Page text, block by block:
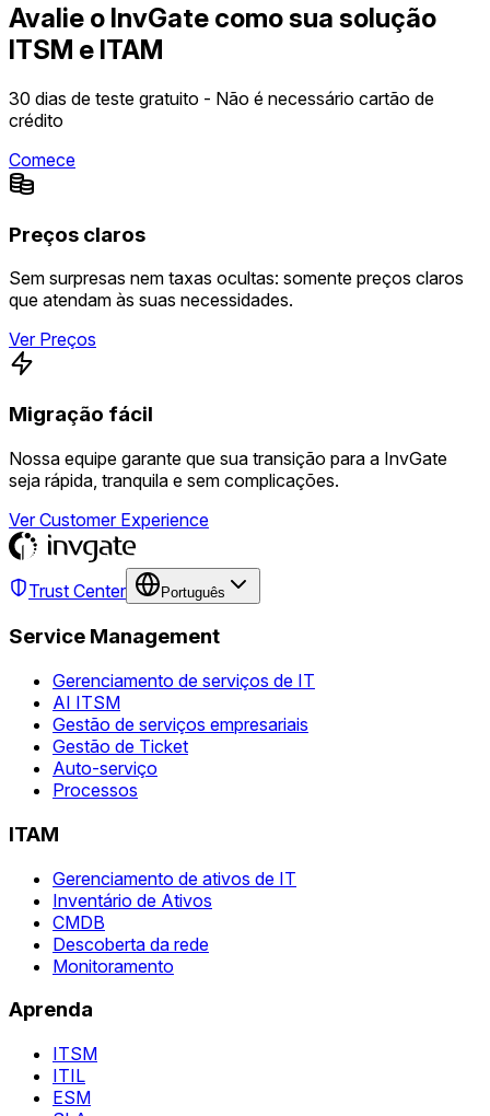
Avalie o InvGate como sua solução
ITSM e ITAM
30 dias de teste gratuito - Não é necessário cartão de
crédito
Comece
Preços claros
Sem surpresas nem taxas ocultas: somente preços claros
que atendam às suas necessidades.
Ver Preços
Migração fácil
Nossa equipe garante que sua transição para a InvGate
seja rápida, tranquila e sem complicações.
Ver Customer Experience
Trust Center Português
Service Management
Gerenciamento de serviços de IT
AI ITSM
Gestão de serviços empresariais
Gestão de Ticket
Auto-serviço
Processos
ITAM
Gerenciamento de ativos de IT
Inventário de Ativos
CMDB
Descoberta da rede
Monitoramento
Aprenda
ITSM
ITIL
ESM